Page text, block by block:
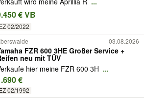
€ VB
02/2022
03.08.2026
FZR 600 3HE Großer Service +
neu mit TÜV
hier meine FZR 600 3H ...
€
02/1992